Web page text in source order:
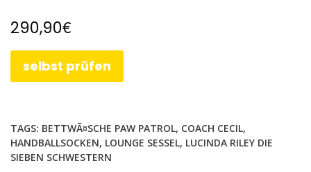
290,90€
selbst prüfen
TAGS: BETTWÃ¤SCHE PAW PATROL, COACH CECIL,
HANDBALLSOCKEN, LOUNGE SESSEL, LUCINDA RILEY DIE
SIEBEN SCHWESTERN